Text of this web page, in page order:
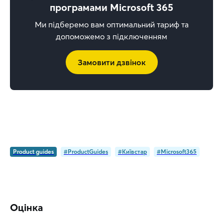
програмами Microsoft 365
Ми підберемо вам оптимальний тариф та
допоможемо з підключенням
Замовити дзвінок
Product guides #ProductGuides #Київстар #Microsoft365
Оцінка